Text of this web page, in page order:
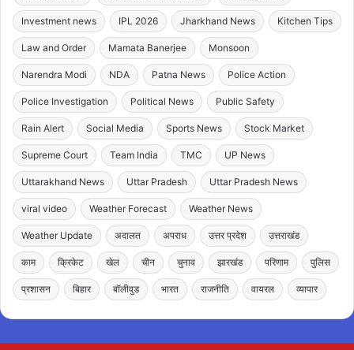
Investment news IPL 2026 Jharkhand News Kitchen Tips
Law and Order Mamata Banerjee Monsoon
Narendra Modi NDA Patna News Police Action
Police Investigation Political News Public Safety
Rain Alert Social Media Sports News Stock Market
Supreme Court Team India TMC UP News
Uttarakhand News Uttar Pradesh Uttar Pradesh News
viral video Weather Forecast Weather News
Weather Update अदालत अपराध उत्तर प्रदेश उत्तराखंड
काम क्रिकेट खेल चीन चुनाव झारखंड परिणाम पुलिस
प्रशासन बिहार बॉलीवुड भारत राजनीति वायरल व्यापार